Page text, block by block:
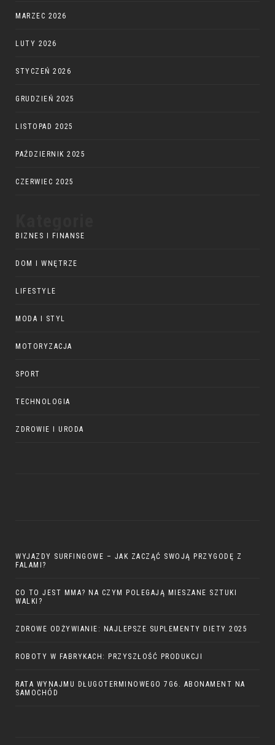
MARZEC 2026
LUTY 2026
STYCZEŃ 2026
GRUDZIEŃ 2025
LISTOPAD 2025
PAŹDZIERNIK 2025
CZERWIEC 2025
BIZNES I FINANSE
DOM I WNĘTRZE
LIFESTYLE
MODA I STYL
MOTORYZACJA
SPORT
TECHNOLOGIA
ZDROWIE I URODA
WYJAZDY SURFINGOWE – JAK ZACZĄĆ SWOJĄ PRZYGODĘ Z
FALAMI?
CO TO JEST MMA? NA CZYM POLEGAJĄ MIESZANE SZTUKI
WALKI?
ZDROWE ODŻYWIANIE: NAJLEPSZE SUPLEMENTY DIETY 2025
ROBOTY W FABRYKACH: PRZYSZŁOŚĆ PRODUKCJI
RATA WYNAJMU DŁUGOTERMINOWEGO 7G6. ABONAMENT NA
SAMOCHÓD